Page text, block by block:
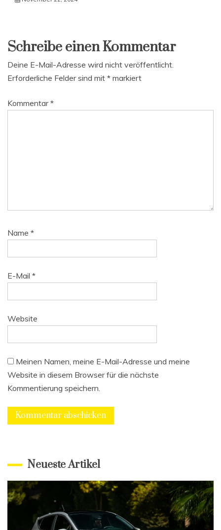
Schreibe einen Kommentar
Deine E-Mail-Adresse wird nicht veröffentlicht.
Erforderliche Felder sind mit * markiert
Kommentar*
Name *
E-Mail *
Website
Meinen Namen, meine E-Mail-Adresse und meine
Website in diesem Browser für die nächste
Kommentierung speichern.
Neueste Artikel